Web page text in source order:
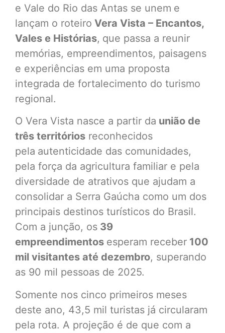
e Vale do Rio das Antas se unem e
lançam o roteiro Vera Vista – Encantos,
Vales e Histórias, que passa a reunir
memórias, empreendimentos, paisagens
e experiências em uma proposta
integrada de fortalecimento do turismo
regional.
O Vera Vista nasce a partir da união de
três territórios reconhecidos
pela autenticidade das comunidades,
pela força da agricultura familiar e pela
diversidade de atrativos que ajudam a
consolidar a Serra Gaúcha como um dos
principais destinos turísticos do Brasil.
Com a junção, os 39
empreendimentos esperam receber 100
mil visitantes até dezembro, superando
as 90 mil pessoas de 2025.
Somente nos cinco primeiros meses
deste ano, 43,5 mil turistas já circularam
pela rota. A projeção é de que com a